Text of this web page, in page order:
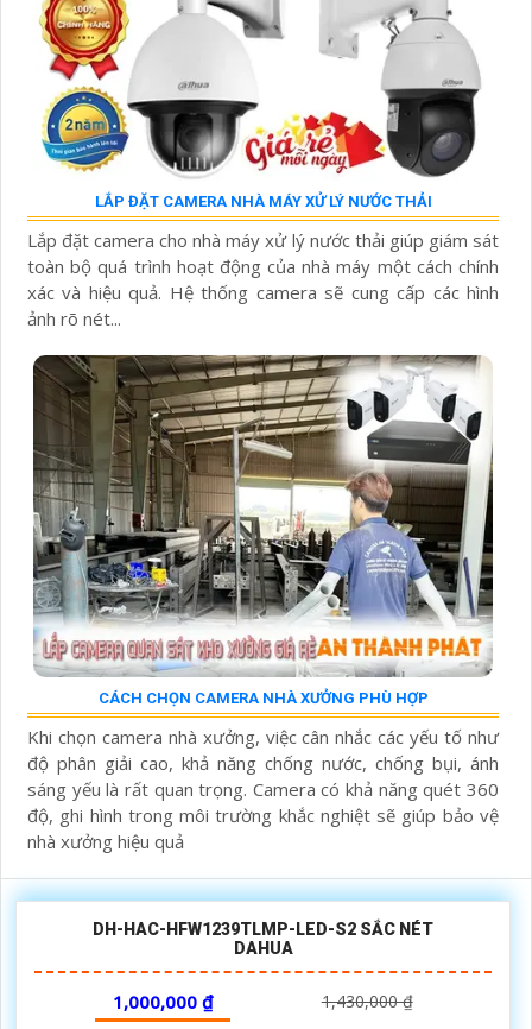
LẮP ĐẶT CAMERA NHÀ MÁY XỬ LÝ NƯỚC THẢI
Lắp đặt camera cho nhà máy xử lý nước thải giúp giám sát
toàn bộ quá trình hoạt động của nhà máy một cách chính
xác và hiệu quả. Hệ thống camera sẽ cung cấp các hình
ảnh rõ nét...
CÁCH CHỌN CAMERA NHÀ XƯỞNG PHÙ HỢP
Khi chọn camera nhà xưởng, việc cân nhắc các yếu tố như
độ phân giải cao, khả năng chống nước, chống bụi, ánh
sáng yếu là rất quan trọng. Camera có khả năng quét 360
độ, ghi hình trong môi trường khắc nghiệt sẽ giúp bảo vệ
nhà xưởng hiệu quả
DH-HAC-HFW1239TLMP-LED-S2 SẮC NÉT
DAHUA
1,000,000 ₫ 1,430,000 ₫